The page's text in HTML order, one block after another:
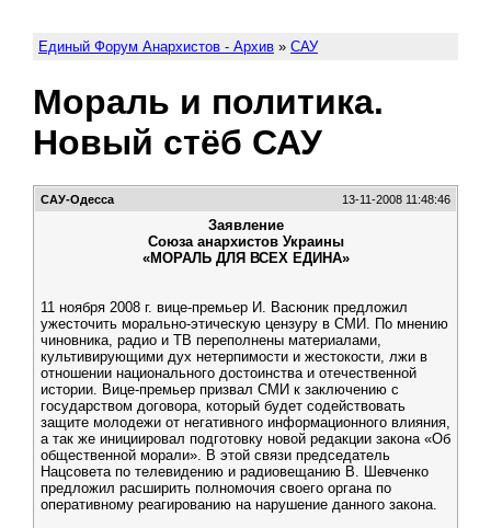
Единый Форум Анархистов - Архив » САУ
Мораль и политика.
Новый стёб САУ
САУ-Одесса 13-11-2008 11:48:46
Заявление
Союза анархистов Украины
«МОРАЛЬ ДЛЯ ВСЕХ ЕДИНА»
11 ноября 2008 г. вице-премьер И. Васюник предложил
ужесточить морально-этическую цензуру в СМИ. По мнению
чиновника, радио и ТВ переполнены материалами,
культивирующими дух нетерпимости и жестокости, лжи в
отношении национального достоинства и отечественной
истории. Вице-премьер призвал СМИ к заключению с
государством договора, который будет содействовать
защите молодежи от негативного информационного влияния,
а так же инициировал подготовку новой редакции закона «Об
общественной морали». В этой связи председатель
Нацсовета по телевидению и радиовещанию В. Шевченко
предложил расширить полномочия своего органа по
оперативному реагированию на нарушение данного закона.